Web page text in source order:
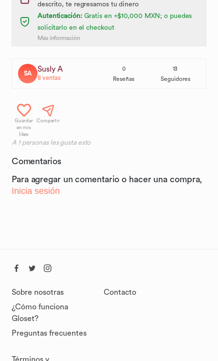
descrito, te regresamos tu dinero
Autenticación:Gratis en +$10,000 MXN; o puedes
solicitarlo en el checkout
Más información
SA Susly A
8ventas
0
Reseñas
13
Seguidores
Guardar
en mis
likes
Compartir
A 1personas les gusta esto
Comentarios
Para agregar un comentario o hacer una compra,
Inicia sesión
Sobre nosotras
¿Cómo funciona
Gloset?
Preguntas frecuentes
Contacto